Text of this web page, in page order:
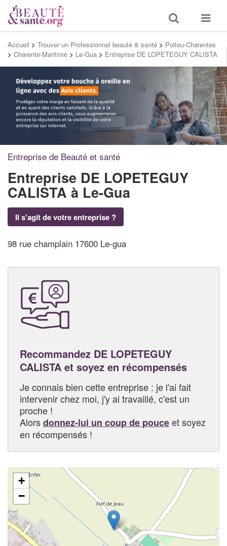
Toggle
search
Toggle
Accueil > Trouver un Professionnel beauté & santé > Poitou-Charentes
> Charente-Maritime > Le-Gua > Entreprise DE LOPETEGUY CALISTA
Entreprise de Beauté et santé
Entreprise DE LOPETEGUY
CALISTA à Le-Gua
Il s'agit de votre entreprise ?
98 rue champlain 17600 Le-gua
Recommandez DE LOPETEGUY
CALISTA et soyez en récompensés
Je connais bien cette entreprise : je l'ai fait
intervenir chez moi, j'y ai travaillé, c'est un
proche !
Alorsdonnez-lui un coup de pouceet soyez
en récompensés !
+
−